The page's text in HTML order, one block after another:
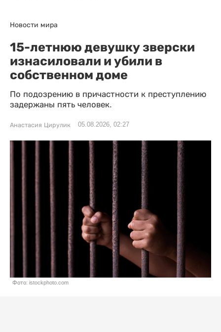
Новости мира
15-летнюю девушку зверски
изнасиловали и убили в
собственном доме
По подозрению в причастности к преступлению
задержаны пять человек.
Анастасия Цирулик 05.08.2026, 02:27
Фото: istockphoto.com